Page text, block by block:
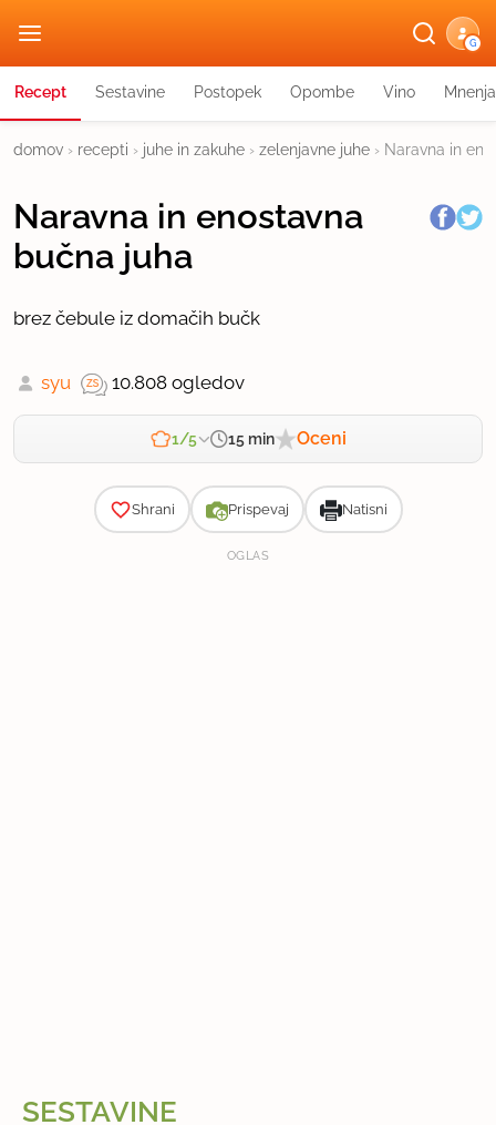
G
Recept Sestavine Postopek Opombe Vino Mnenja
domov › recepti › juhe in zakuhe › zelenjavne juhe › Naravna in
Naravna in enostavna
bučna juha
brez čebule iz domačih bučk
syu 10.808 ogledov
1/5 15 min Oceni
Shrani Prispevaj Natisni
OGLAS
SESTAVINE